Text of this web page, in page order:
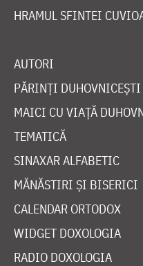
HRAMUL SFINTEI
AUTORI
PĂRINȚI DUHOVNICEȘTI
MAICI CU VIAȚĂ
TEMATICĂ
SINAXAR ALFABETIC
MĂNĂSTIRI ȘI BISERICI
CALENDAR ORTODOX
WIDGET DOXOLOGIA
RADIO DOXOLOGIA